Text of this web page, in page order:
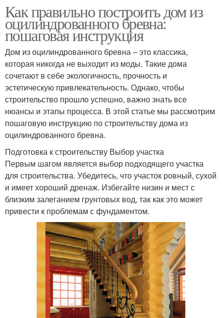
Как правильно построить дом из
оцилиндрованного бревна:
пошаговая инструкция
Дом из оцилиндрованного бревна – это классика,
которая никогда не выходит из моды. Такие дома
сочетают в себе экологичность, прочность и
эстетическую привлекательность. Однако, чтобы
строительство прошло успешно, важно знать все
нюансы и этапы процесса. В этой статье мы рассмотрим
пошаговую инструкцию по строительству дома из
оцилиндрованного бревна.
Подготовка к строительству Выбор участка
Первым шагом является выбор подходящего участка
для строительства. Убедитесь, что участок ровный, сухой
и имеет хороший дренаж. Избегайте низин и мест с
близким залеганием грунтовых вод, так как это может
привести к проблемам с фундаментом.